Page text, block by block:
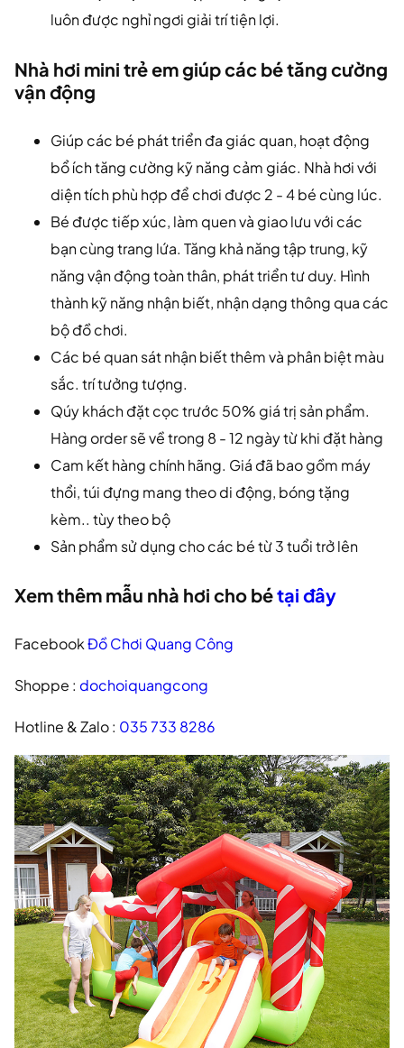
luôn được nghỉ ngơi giải trí tiện lợi.
Nhà hơi mini trẻ em giúp các bé tăng cường
vận động
Giúp các bé phát triển đa giác quan, hoạt động
bổ ích tăng cường kỹ năng cảm giác. Nhà hơi với
diện tích phù hợp để chơi được 2 - 4 bé cùng lúc.
Bé được tiếp xúc, làm quen và giao lưu với các
bạn cùng trang lứa. Tăng khả năng tập trung, kỹ
năng vận động toàn thân, phát triển tư duy. Hình
thành kỹ năng nhận biết, nhận dạng thông qua các
bộ đồ chơi.
Các bé quan sát nhận biết thêm và phân biệt màu
sắc. trí tưởng tượng.
Qúy khách đặt cọc trước 50% giá trị sản phẩm.
Hàng order sẽ về trong 8 - 12 ngày từ khi đặt hàng
Cam kết hàng chính hãng. Giá đã bao gồm máy
thổi, túi đựng mang theo di động, bóng tặng
kèm.. tùy theo bộ
Sản phẩm sử dụng cho các bé từ 3 tuổi trở lên
Xem thêm mẫu nhà hơi cho bétại đây
FacebookĐồ Chơi Quang Công
Shoppe : dochoiquangcong
Hotline & Zalo : 035 733 8286